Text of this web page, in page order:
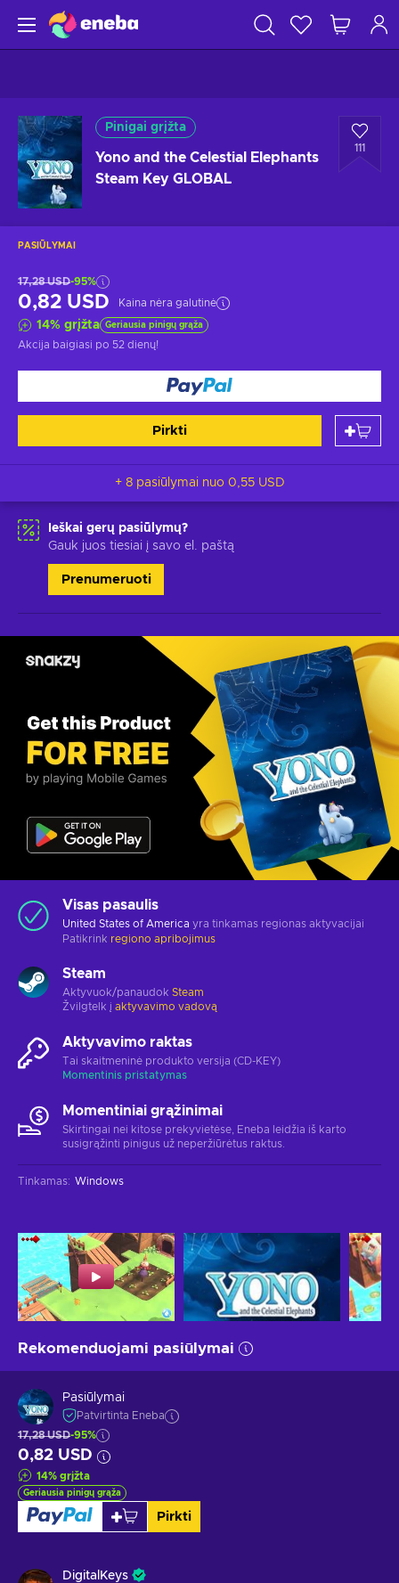
Pinigai grįžta
Yono and the Celestial Elephants
Steam Key GLOBAL
111
PASIŪLYMAI
17,28 USD-95%
0,82 USD Kaina nėra galutinė
14% grįžta Geriausia pinigų grąža
Akcija baigiasi po 52 dienų!
Pirkti
+ 8 pasiūlymai nuo 0,55 USD
Ieškai gerų pasiūlymų?
Gauk juos tiesiai į savo el. paštą
Prenumeruoti
Visas pasaulis
United States of America yra tinkamas regionas aktyvacijai
Patikrink regiono apribojimus
Steam
Aktyvuok/panaudok Steam
Žvilgtelk į aktyvavimo vadovą
Aktyvavimo raktas
Tai skaitmeninė produkto versija (CD-KEY)
Momentinis pristatymas
Momentiniai grąžinimai
Skirtingai nei kitose prekyvietėse, Eneba leidžia iš karto
susigrąžinti pinigus už neperžiūrėtus raktus.
Tinkamas: Windows
Rekomenduojami pasiūlymai
Pasiūlymai
Patvirtinta Eneba
17,28 USD-95%
0,82 USD
14% grįžta
Geriausia pinigų grąža
Pirkti
DigitalKeys